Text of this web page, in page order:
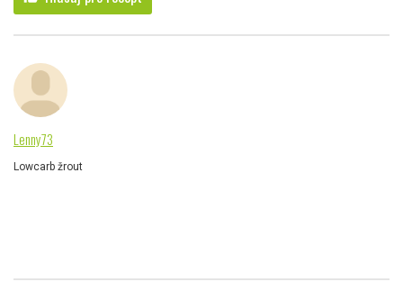
Lenny73
Lowcarb žrout